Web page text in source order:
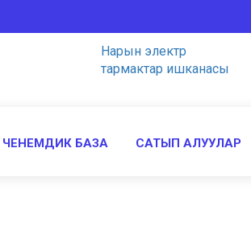
Нарын электр
тармактар ишканасы
ЧЕНЕМДИК БАЗА САТЫП АЛУУЛАР